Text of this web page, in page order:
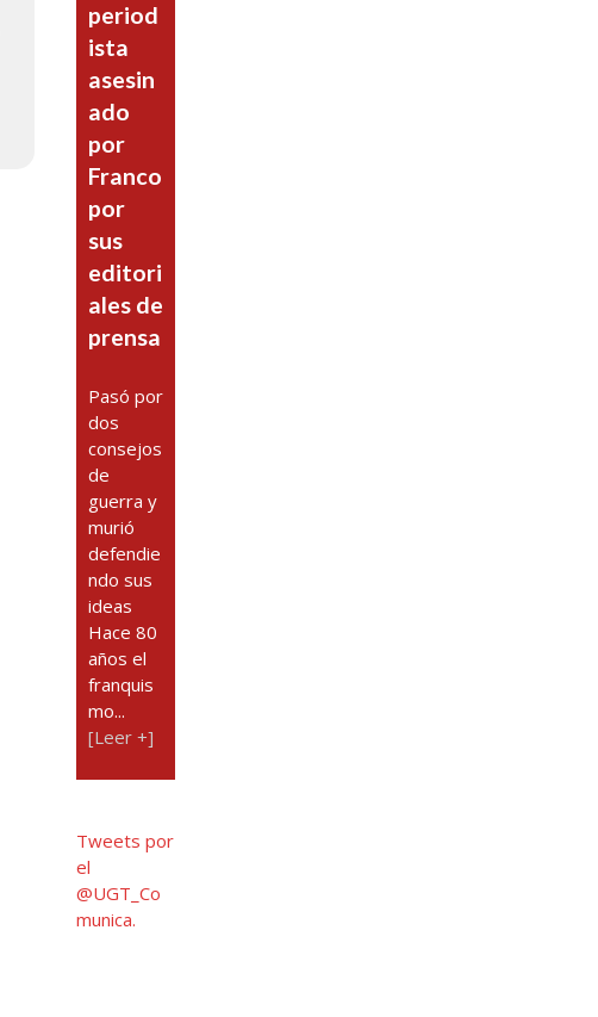
period
ista
asesin
ado
por
Franco
por
sus
editori
ales de
prensa
Pasó por
dos
consejos
de
guerra y
murió
defendie
ndo sus
ideas
Hace 80
años el
franquis
mo...
[Leer +]
Tweets por
el
@UGT_Co
munica.